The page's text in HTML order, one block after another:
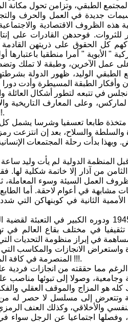
الطبقي، وتزامن تحول مكانة
جديدة في العمل والحرف
الظروف الاقتصادية
فوحدهن القادرات على
كل الحقوق على ذريتهن
" الأبوية " أمرا منطقيا
عمل الآخرين، وطبقة لا تملك
الوليد، ظهور الدولة
الطبقة المسيطرة وأدت دورا
في تتبعه لتطور أشكال العائلة
وعلى المعارف التاريخية
والتي أغنت
متخذة طابعا تعسفيا وشرسا يشمل
والسلطة والسلاح، بعد إن انتزعت
بدأت رحلة المجتمعات
المنظمة الدولية لم يأت وليد
من آذار إلا خاتمة شكلية لها.
العمل السيئة وسوء المعاملة،
الاحتفالية عام 1908، وتوالت كذلك فعاليات مشابهة قي
مؤتمر الأممية الثانية في كوبنهاكن
كما نشير هنا إلى دور الاتحاد النسائي الديمقراطي العالمي الذي تأسس في
في مختلف بقاع العالم في
في إبراز منظومة التحديات
واستعراض الانجازات والمكاسب
المنصرمة في كافة المجالات وضرورة الحفاظ عليها !!!.
الرغم مما حققته من انجازات
وصولا إلى تبوئها مناصب
هو المزاج والموقف العقلي
وتتعرض إلى مسلسل لا حصر له
والأخلاقي، وكذلك العنف
وفصلها اجتماعيا عن الرجل سواء